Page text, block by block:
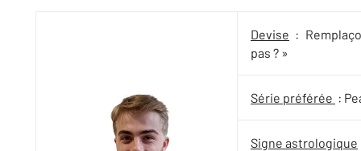
Devise :
pas ? »
Série préférée :
Signe astrologique